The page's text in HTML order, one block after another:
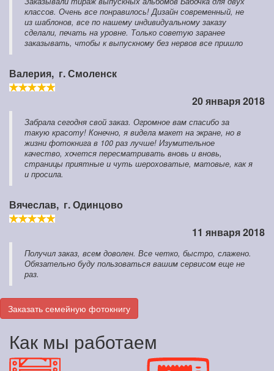
классов. Очень все понравилось! Дизайн современный, не
из шаблонов, все по нашему индивидуальному заказу
сделали, печать на уровне. Только советую заранее
заказывать, чтобы к выпускному без нервов все пришло
Валерия, г. Смоленск
20 января 2018
Забрала сегодня свой заказ. Огромное вам спасибо за
такую красоту! Конечно, я видела макет на экране, но в
жизни фотокнига в 100 раз лучше! Изумительное
качество, хочется пересматривать вновь и вновь,
страницы приятные и чуть шероховатые, матовые, как я
и просила.
Вячеслав, г. Одинцово
11 января 2018
Получил заказ, всем доволен. Все четко, быстро, слажено.
Обязательно буду пользоваться вашим сервисом еще не
раз.
Заказать семейную фотокнигу
Как мы работаем